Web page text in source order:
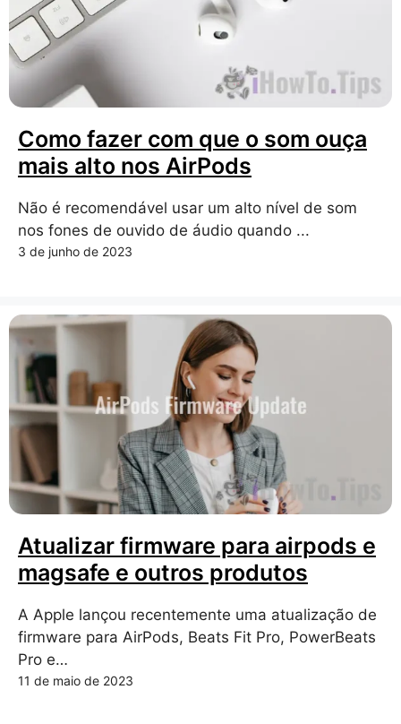
Como fazer com que o som ouça
mais alto nos AirPods
Não é recomendável usar um alto nível de som
nos fones de ouvido de áudio quando ...
3 de junho de 2023
Atualizar firmware para airpods e
magsafe e outros produtos
A Apple lançou recentemente uma atualização de
firmware para AirPods, Beats Fit Pro, PowerBeats
Pro e…
11 de maio de 2023